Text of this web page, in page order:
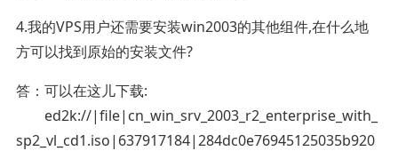
4.我的VPS用户还需要安装win2003的其他组件,在什么地
方可以找到原始的安装文件?
答：可以在这儿下载:
ed2k://|file|cn_win_srv_2003_r2_enterprise_with_
sp2_vl_cd1.iso|637917184|284dc0e76945125035b920